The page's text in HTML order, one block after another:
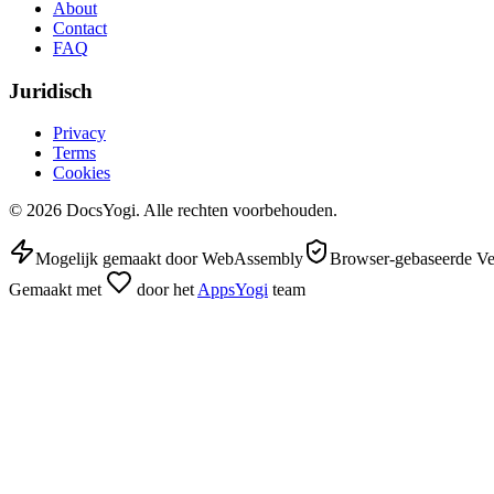
About
Contact
FAQ
Juridisch
Privacy
Terms
Cookies
© 2026 DocsYogi. Alle rechten voorbehouden.
Mogelijk gemaakt door WebAssembly Browser-gebaseerde
Gemaakt met
door het AppsYogi team